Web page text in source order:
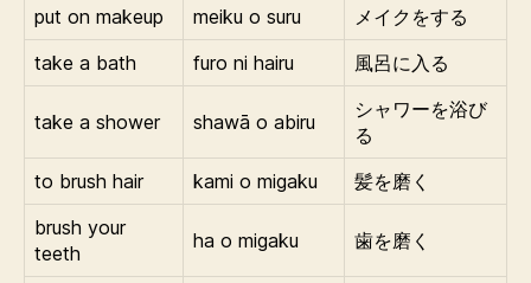
put on makeup
meiku o suru
メイクをする
take a bath
furo ni hairu 風呂に入る
take a shower shawā o abiru
シャワーを浴び
る
to brush hair
kami o migaku
髪を磨く
brush your
teeth
ha o migaku 歯を磨く